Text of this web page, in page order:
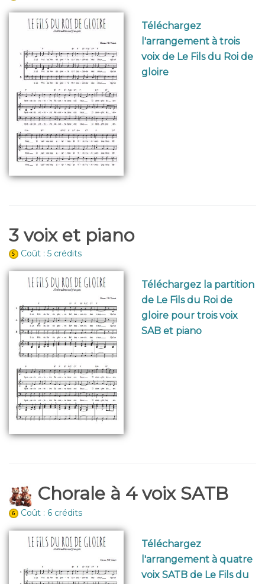
Téléchargez
l'arrangement à trois
voix de Le Fils du Roi de
gloire
3 voix et piano
Coût : 5 crédits
Téléchargez la partition
de Le Fils du Roi de
gloire pour trois voix
SAB et piano
Chorale à 4 voix SATB
Coût : 6 crédits
Téléchargez
l'arrangement à quatre
voix SATB de Le Fils du